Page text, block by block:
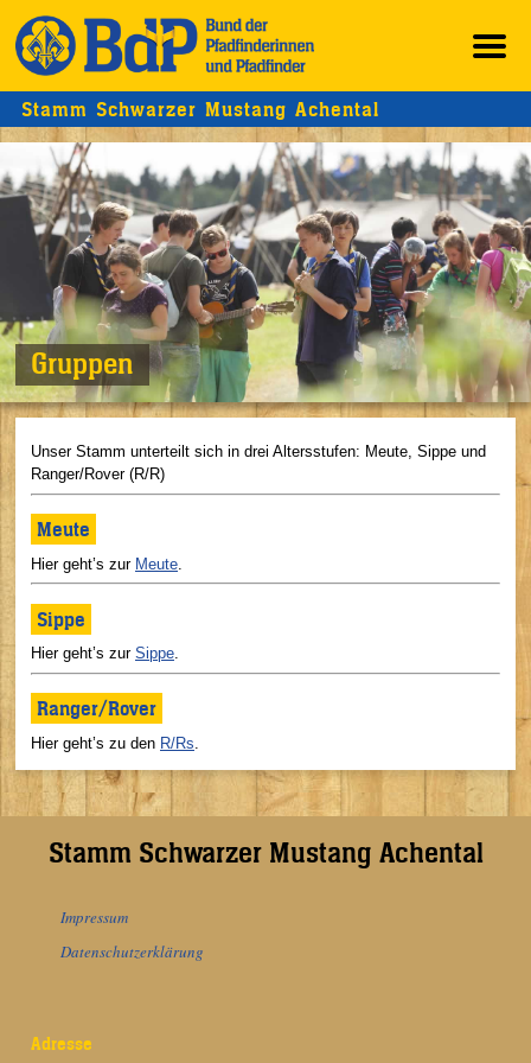
Stamm Schwarzer Mustang Achental
Gruppen
Unser Stamm unterteilt sich in drei Altersstufen: Meute, Sippe und
Ranger/Rover (R/R)
Meute
Hier geht’s zur Meute
Sippe
Hier geht’s zur Sippe.
Ranger/Rover
Hier geht’s zu den R/Rs
Stamm Schwarzer Mustang Achental
Impressum
Datenschutzerklärung
Adresse